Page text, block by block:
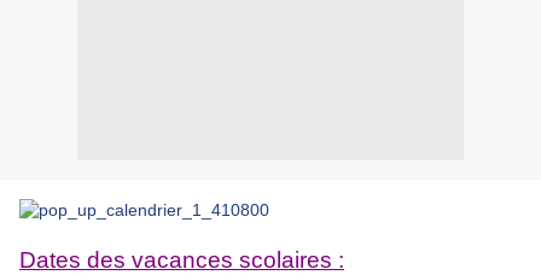
Dates des vacances scolaires :